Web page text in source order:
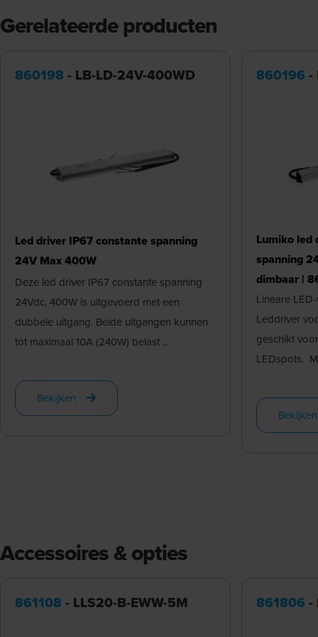
Gerelateerde producten
860198 - LB-LD-24V-400WD
Led driver IP67 constante spanning
24V Max 400W
Deze led driver IP67 constante spanning
24Vdc, 400W is uitgevoerd met een
dubbele uitgang. Beide uitgangen kunnen
tot maximaal 10A (240W) belast ...
Bekijken
860196 -
Lumiko led
spanning
dimbaar |
Lineare
Leddriver
geschikt
LEDspots.
Bekijken
Accessoires & opties
861108 - LLS20-B-EWW-5M 861806 -